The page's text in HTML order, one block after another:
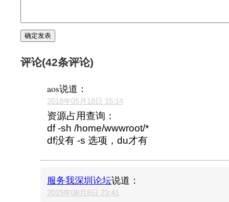
评论(42条评论)
aos说道：
2018年05月18日 15:14
资源占用查询：
df -sh /home/wwwroot/*
df没有 -s 选项，du才有
服务我深圳论坛说道：
2015年08月8日 23:41